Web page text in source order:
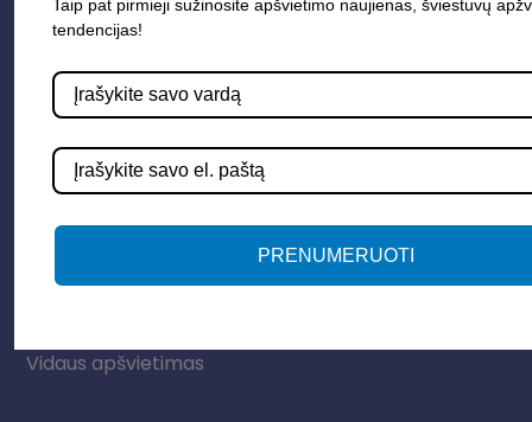
Parduotuvė
Lauko šviestuvai
Vidaus apšvietimas
Taip pat pirmieji sužinosite apšvietimo naujienas, šviestuvų
tendencijas!
PRENUMERUOTI